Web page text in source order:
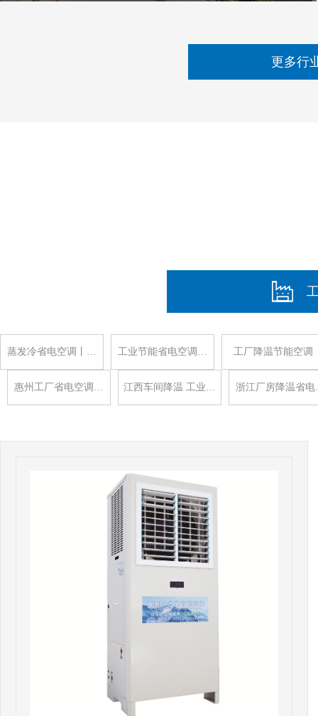
更多行
蒸发冷省电空调丨… 工业节能省电空调… 工厂降温节能空调
惠州工厂省电空调… 江西车间降温 工业… 浙江厂房降温省